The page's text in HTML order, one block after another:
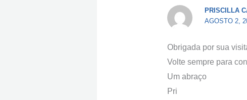
PRISCILLA
AGOSTO 2,
Obrigada por sua
Volte sempre para
Um abraço
Pri